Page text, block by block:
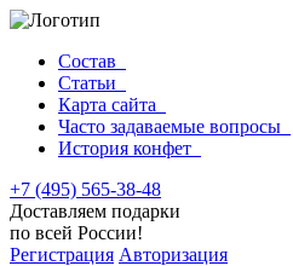
Состав
Статьи
Карта сайта
Часто задаваемые вопросы
История конфет
+7 (495) 565-38-48
Доставляем подарки
по всей России!
Регистрация Авторизация